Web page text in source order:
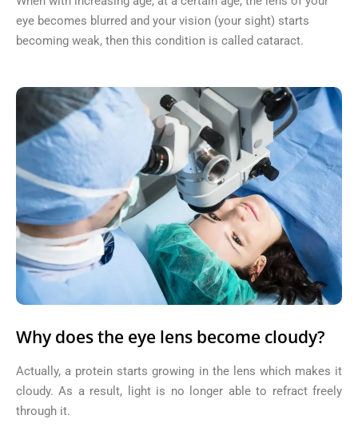
eye becomes blurred and your vision (your sight) starts
becoming weak, then this condition is called cataract.
Why does the eye lens become cloudy?
Actually, a protein starts growing in the lens which makes it
cloudy. As a result, light is no longer able to refract freely
through it.